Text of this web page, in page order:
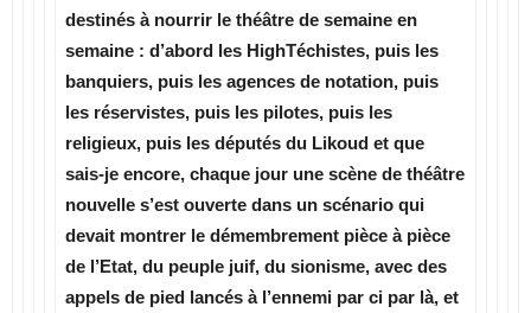
destinés à nourrir le théâtre de semaine en
semaine : d’abord les HighTéchistes, puis les
banquiers, puis les agences de notation, puis
les réservistes, puis les pilotes, puis les
religieux, puis les députés du Likoud et que
sais-je encore, chaque jour une scène de théâtre
nouvelle s’est ouverte dans un scénario qui
devait montrer le démembrement pièce à pièce
de l’Etat, du peuple juif, du sionisme, avec des
appels de pied lancés à l’ennemi par ci par là, et